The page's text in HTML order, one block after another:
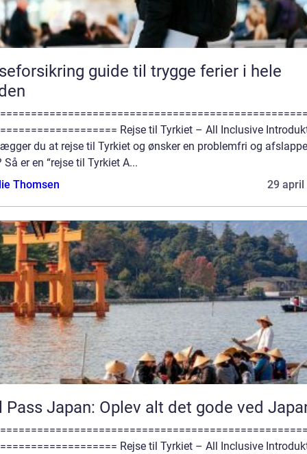
guide til trygge ferier i hele
Rejse til Tyrkiet – All Inclusive
du at rejse til Tyrkiet og ønsker en problemfri og
Så er en “rejse til Tyrkiet A...
Thomsen
29 april
Pass Japan: Oplev alt det gode ved
Rejse til Tyrkiet – All Inclusive